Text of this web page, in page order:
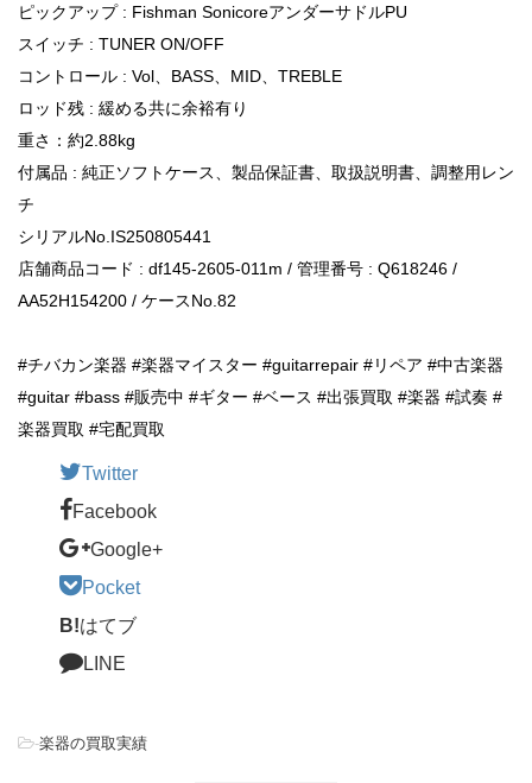
ピックアップ : Fishman SonicoreアンダーサドルPU
スイッチ : TUNER ON/OFF
コントロール : Vol、BASS、MID、TREBLE
ロッド残 : 緩める共に余裕有り
重さ：約2.88kg
付属品 : 純正ソフトケース、製品保証書、取扱説明書、調整用レン
チ
シリアルNo.IS250805441
店舗商品コード : df145-2605-011m / 管理番号 : Q618246 /
AA52H154200 / ケースNo.82
#チバカン楽器 #楽器マイスター #guitarrepair #リペア #中古楽器
#guitar #bass #販売中 #ギター #ベース #出張買取 #楽器 #試奏 #
楽器買取 #宅配買取
Twitter
Facebook
Google+
Pocket
B!はてブ
LINE
-楽器の買取実績